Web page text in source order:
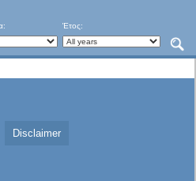
Έτος:
Disclaimer